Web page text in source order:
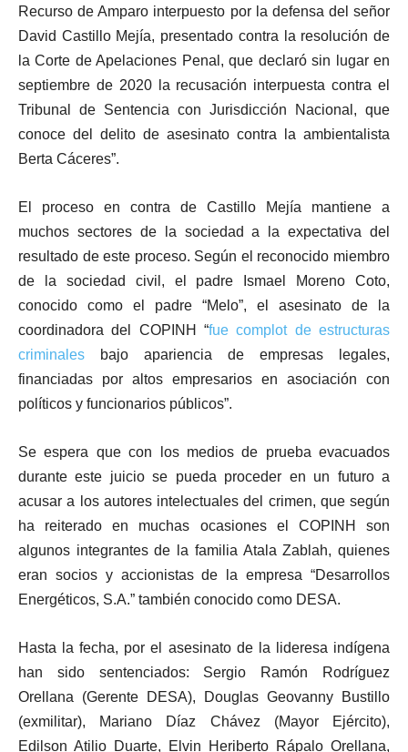
Recurso de Amparo interpuesto por la defensa del señor
David Castillo Mejía, presentado contra la resolución de
la Corte de Apelaciones Penal, que declaró sin lugar en
septiembre de 2020 la recusación interpuesta contra el
Tribunal de Sentencia con Jurisdicción Nacional, que
conoce del delito de asesinato contra la ambientalista
Berta Cáceres”.
El proceso en contra de Castillo Mejía mantiene a
muchos sectores de la sociedad a la expectativa del
resultado de este proceso. Según el reconocido miembro
de la sociedad civil, el padre Ismael Moreno Coto,
conocido como el padre “Melo”, el asesinato de la
coordinadora del COPINH “fue complot de estructuras
criminales bajo apariencia de empresas legales,
financiadas por altos empresarios en asociación con
políticos y funcionarios públicos”.
Se espera que con los medios de prueba evacuados
durante este juicio se pueda proceder en un futuro a
acusar a los autores intelectuales del crimen, que según
ha reiterado en muchas ocasiones el COPINH son
algunos integrantes de la familia Atala Zablah, quienes
eran socios y accionistas de la empresa “Desarrollos
Energéticos, S.A.” también conocido como DESA.
Hasta la fecha, por el asesinato de la lideresa indígena
han sido sentenciados: Sergio Ramón Rodríguez
Orellana (Gerente DESA), Douglas Geovanny Bustillo
(exmilitar), Mariano Díaz Chávez (Mayor Ejército),
Edilson Atilio Duarte, Elvin Heriberto Rápalo Orellana,